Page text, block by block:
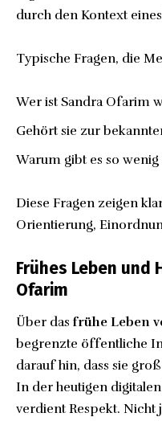
durch den Kontext
Typische Fragen, die
Wer ist Sandra Ofarim
Gehört sie zur
Warum gibt es so
Diese Fragen zeigen
Orientierung,
Frühes Leben und
Ofarim
Über das frühe Leben
begrenzte öffentliche
darauf hin, dass sie
In der heutigen
verdient Respekt.